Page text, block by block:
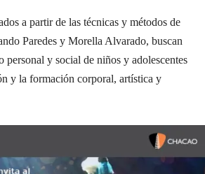
a partir de las técnicas y métodos de
Paredes y Morella Alvarado, buscan
personal y social de niños y adolescentes
y la formación corporal, artística y